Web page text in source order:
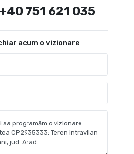
+40 751 621 035
acum o vizionare